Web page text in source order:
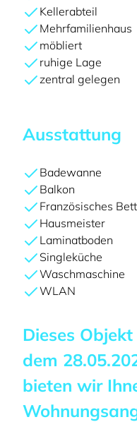
Kellerabteil
Mehrfamilienhaus
möbliert
ruhige Lage
zentral gelegen
Ausstattung
Badewanne
Balkon
Französisches Bett
Hausmeister
Laminatboden
Singleküche
Waschmaschine
WLAN
Dieses
dem
bieten wir